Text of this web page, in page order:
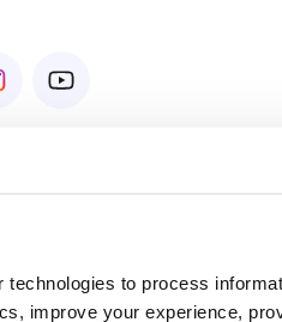
technologies to process
improve your experience,